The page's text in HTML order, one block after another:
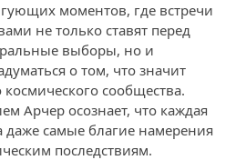
моментов, где встречи
не только ставят перед
выборы, но и
о том, что значит
сообщества.
Арчер осознает, что каждая
самые благие намерения
последствиям.